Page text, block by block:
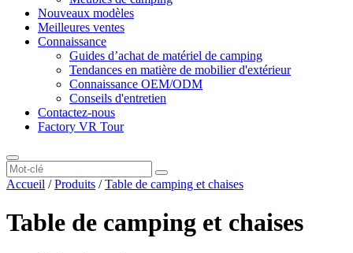
Nouveaux modèles
Meilleures ventes
Connaissance
Guides d’achat de matériel de camping
Tendances en matière de mobilier d'extérieur
Connaissance OEM/ODM
Conseils d'entretien
Contactez-nous
Factory VR Tour
Accueil /Produits /Table de camping et chaises
Table de camping et chaises